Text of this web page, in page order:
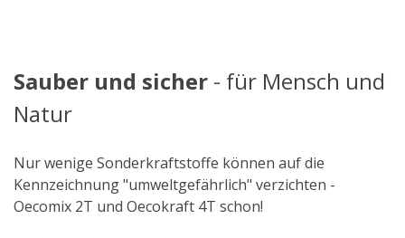
Sauber und sicher - für Mensch und
Natur
Nur wenige Sonderkraftstoffe können auf die
Kennzeichnung "umweltgefährlich" verzichten -
Oecomix 2T und Oecokraft 4T schon!